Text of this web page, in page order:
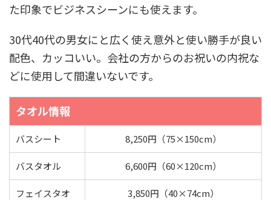
た印象でビジネスシーンにも使えます。
30代40代の男女にと広く使え意外と使い勝手が良い
配色、カッコいい。会社の方からのお祝いの内祝な
どに使用して間違いないです。
タオル情報
バスシート 8,250円（75×150cm）
バスタオル 6,600円（60×120cm）
フェイスタオ
3,850円（40×74cm）